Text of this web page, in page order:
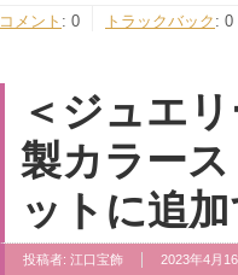
コメント : 0 トラックバック : 0
＜ジュエ
製カラー
ットに追
投稿者: 江口宝飾
2023年4月